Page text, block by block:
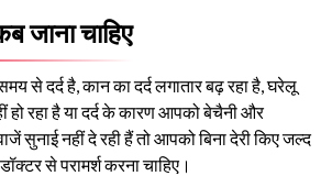
जाना चाहिए
से दर्द है, कान का दर्द लगातार बढ़ रहा है, घरेलू
हो रहा है या दर्द के कारण आपको बेचैनी और
सुनाई नहीं दे रही हैं तो आपको बिना देरी किए जल्द
से परामर्श करना चाहिए।